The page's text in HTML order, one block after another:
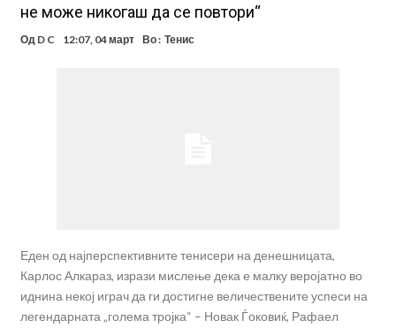
не може никогаш да се повтори“
Од D C 12:07, 04 март Во : Тенис
Еден од најперспективните тенисери на денешницата,
Карлос Алкараз, изрази мислење дека е малку веројатно во
иднина некој играч да ги достигне величествените успеси на
легендарната „голема тројка“ – Новак Ѓоковиќ, Рафаел